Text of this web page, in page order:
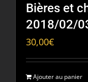
Bières et
2018/02/
30,00€
Ajouter au panier